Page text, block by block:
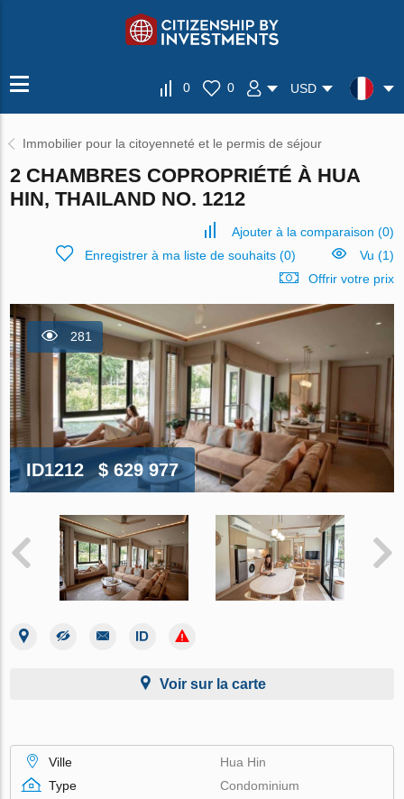
0 0 USD
Immobilier pour la citoyenneté et le permis de séjour
2 CHAMBRES COPROPRIÉTÉ À HUA
HIN, THAILAND NO. 1212
Ajouter à la comparaison (0)
Enregistrer à ma liste de souhaits(0)
Vu (1)
Offrir votre prix
281
ID1212 $ 629 977
Voir sur la carte
Ville
Hua Hin
Type
Condominium